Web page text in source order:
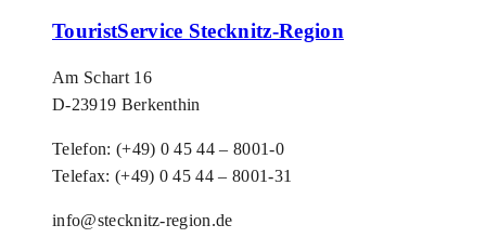
TouristService Stecknitz-Region
Am Schart 16
D-23919 Berkenthin
Telefon: (+49) 0 45 44 – 8001-0
Telefax: (+49) 0 45 44 – 8001-31
info@stecknitz-region.de